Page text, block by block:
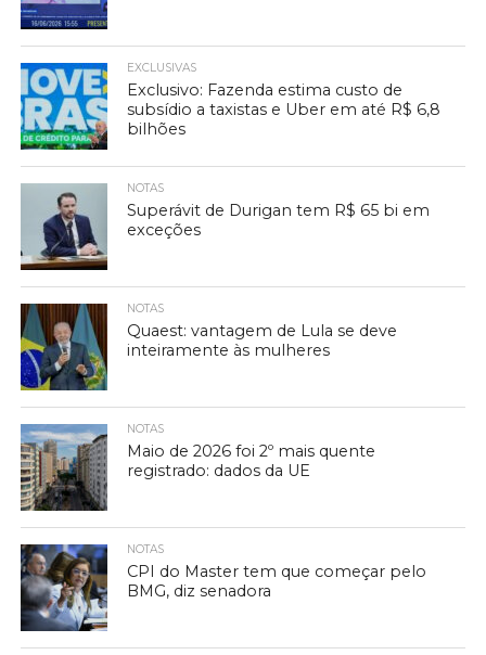
EXCLUSIVAS
Exclusivo: Fazenda estima custo de
subsídio a taxistas e Uber em até R$ 6,8
bilhões
NOTAS
Superávit de Durigan tem R$ 65 bi em
exceções
NOTAS
Quaest: vantagem de Lula se deve
inteiramente às mulheres
NOTAS
Maio de 2026 foi 2º mais quente
registrado: dados da UE
NOTAS
CPI do Master tem que começar pelo
BMG, diz senadora